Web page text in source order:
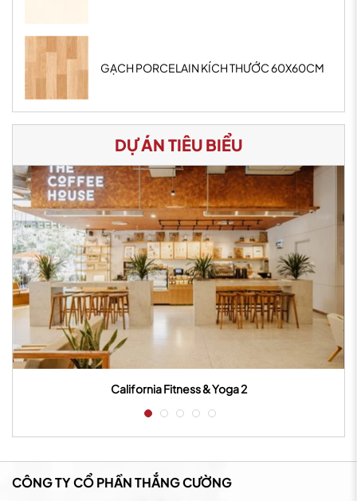
GẠCH PORCELAIN KÍCH THƯỚC 60X60CM
DỰ ÁN TIÊU BIỂU
California Fitness & Yoga 2
CÔNG TY CỔ PHẦN THẮNG CƯỜNG